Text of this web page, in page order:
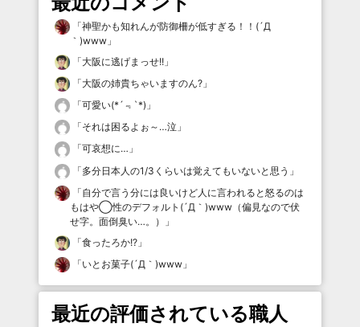
「神聖かも知れんが防御柵が低すぎる！！(´Д
｀)www 」
「大阪に逃げまっせ!! 」
「大阪の姉貴ちゃいますのん? 」
「可愛い(*´﹃`*) 」
「それは困るよぉ～…泣 」
「可哀想に… 」
「多分日本人の1/3くらいは覚えてもいないと思う 」
「自分で言う分には良いけど人に言われると怒るのは
もはや◯性のデフォルト(´Д｀)www（偏見なので伏
せ字。面倒臭い…。）
」
「食ったろか!? 」
「いとお菓子(´Д｀)www 」
最近の評価されている職人